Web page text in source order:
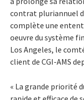
contrat pluriannuel
complète une
oeuvre du système
Los Angeles, le
client de CGI-AMS
« La grande priorité